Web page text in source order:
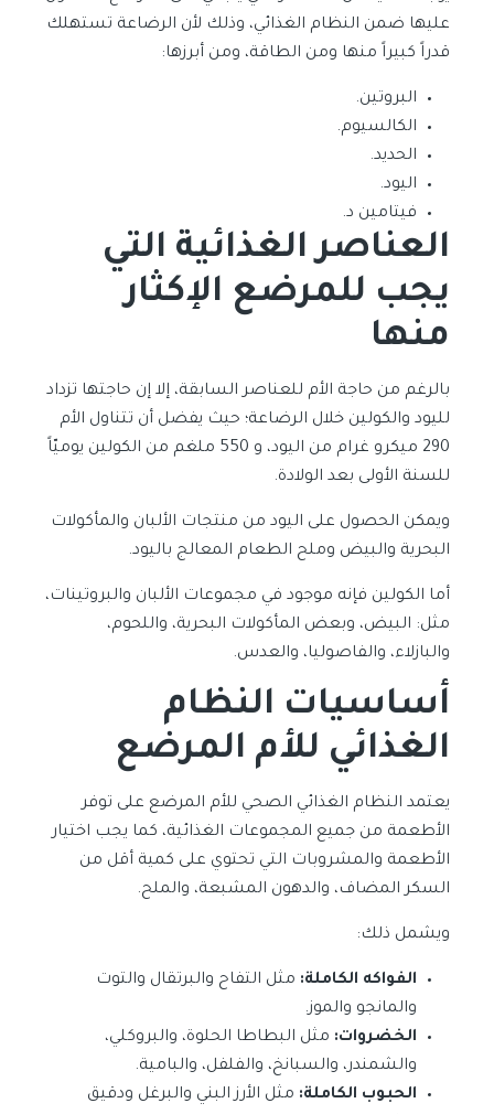
عليها ضمن النظام الغذائي، وذلك لأن الرضاعة تستهلك
قدراً كبيراً منها ومن الطاقة، ومن أبرزها:
البروتين.
الكالسيوم.
الحديد.
اليود.
فيتامين د.
العناصر الغذائية التي
يجب للمرضع الإكثار
منها
بالرغم من حاجة الأم للعناصر السابقة، إلا إن حاجتها تزداد
لليود والكولين خلال الرضاعة؛ حيث يفضل أن تتناول الأم
290 ميكرو غرام من اليود، و 550 ملغم من الكولين يوميّاً
للسنة الأولى بعد الولادة.
ويمكن الحصول على اليود من منتجات الألبان والمأكولات
البحرية والبيض وملح الطعام المعالج باليود.
أما الكولين فإنه موجود في مجموعات الألبان والبروتينات،
مثل: البيض، وبعض المأكولات البحرية، واللحوم،
والبازلاء، والفاصوليا، والعدس.
أساسيات النظام
الغذائي للأم المرضع
يعتمد النظام الغذائي الصحي للأم المرضع على توفر
الأطعمة من جميع المجموعات الغذائية، كما يجب اختيار
الأطعمة والمشروبات التي تحتوي على كمية أقل من
السكر المضاف، والدهون المشبعة، والملح.
ويشمل ذلك:
الفواكه الكاملة: مثل التفاح والبرتقال والتوت
والمانجو والموز.
الخضروات: مثل البطاطا الحلوة، والبروكلي،
والشمندر، والسبانخ، والفلفل، والبامية.
الحبوب الكاملة: مثل الأرز البني والبرغل ودقيق